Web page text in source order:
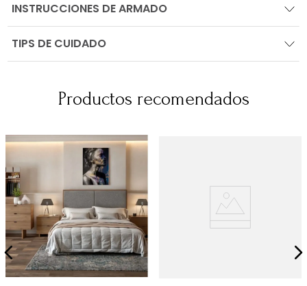
INSTRUCCIONES DE ARMADO
TIPS DE CUIDADO
Productos recomendados